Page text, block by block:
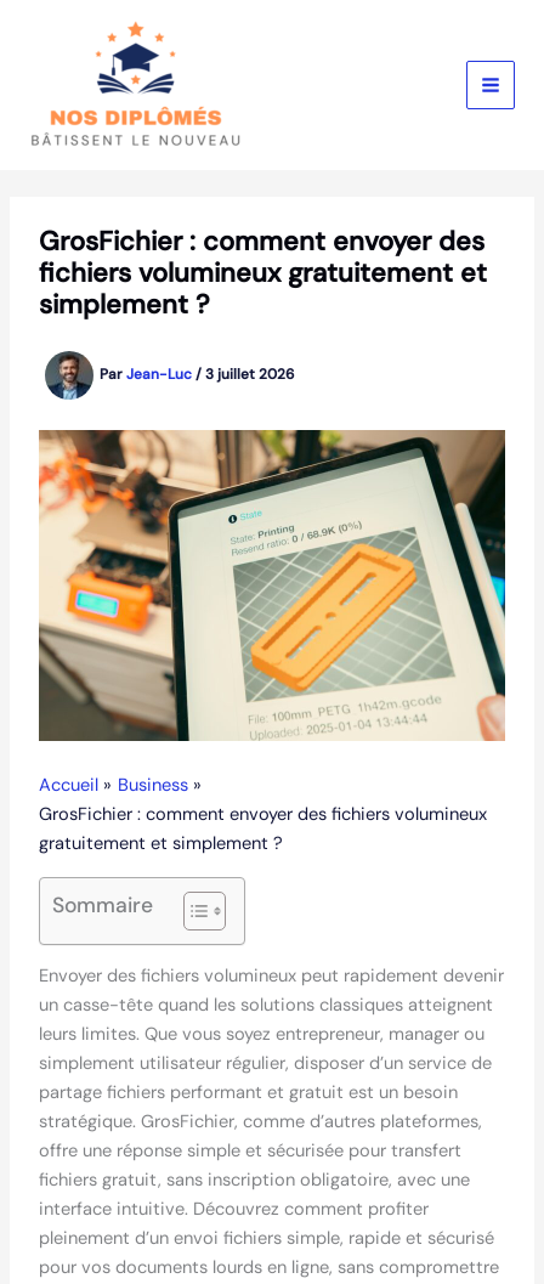
GrosFichier : comment envoyer des
fichiers volumineux gratuitement et
simplement ?
ParJean-Luc/3 juillet 2026
Accueil
Business
GrosFichier : comment envoyer des fichiers volumineux
gratuitement et simplement ?
Sommaire
Envoyer des fichiers volumineux peut rapidement devenir
un casse-tête quand les solutions classiques atteignent
leurs limites. Que vous soyez entrepreneur, manager ou
simplement utilisateur régulier, disposer d’un service de
partage fichiers performant et gratuit est un besoin
stratégique. GrosFichier, comme d’autres plateformes,
offre une réponse simple et sécurisée pour transfert
fichiers gratuit, sans inscription obligatoire, avec une
interface intuitive. Découvrez comment profiter
pleinement d’un envoi fichiers simple, rapide et sécurisé
pour vos documents lourds en ligne, sans compromettre